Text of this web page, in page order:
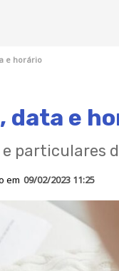
e horário
data e
particulares
em 09/02/2023 11:25